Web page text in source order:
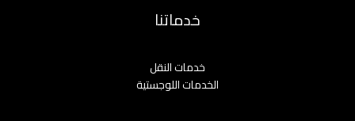
خدماتنا
خدمات النقل
الخدمات اللوجستية